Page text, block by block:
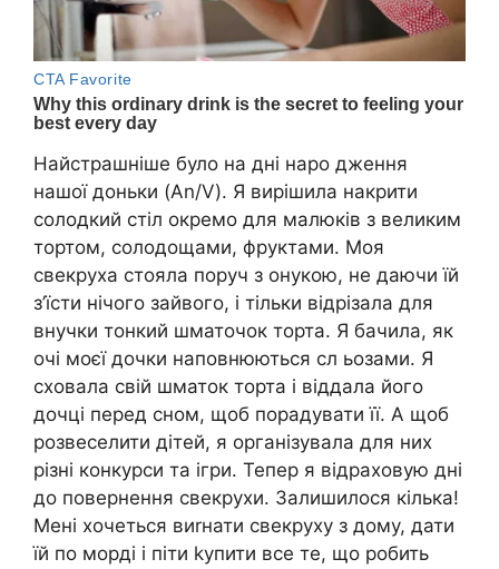
Найстрашніше було на дні наро дження
нашої доньки (An/V). Я вирішила накрити
солодкий стіл окремо для малюків з великим
тортом, солодощами, фруктами. Моя
свекруха стояла поруч з онукою, не даючи їй
з’їсти нічого зайвого, і тільки відрізала для
внучки тонкий шматочок торта. Я бачила, як
очі моєї дочки наповнюються сл ьозами. Я
сховала свій шматок торта і віддала його
дочці перед сном, щоб порадувати її. А щоб
розвеселити дітей, я організувала для них
різні конкурси та ігри. Тепер я відраховую дні
до повернення свекрухи. Залишилося кілька!
Мені хочеться виrнати свекруху з дому, дати
їй по морді і піти kупити все те, що робить